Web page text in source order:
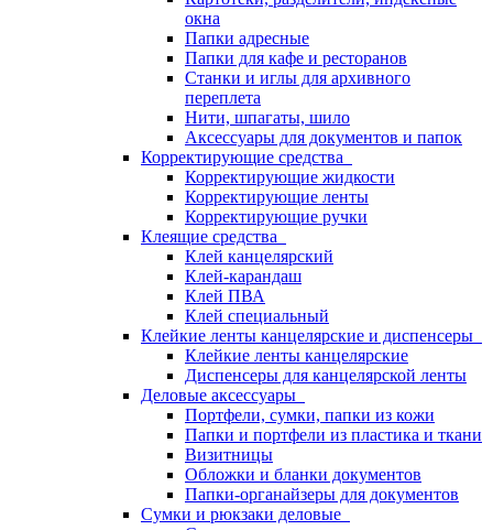
окна
Папки адресные
Папки для кафе и ресторанов
Станки и иглы для архивного
переплета
Нити, шпагаты, шило
Аксессуары для документов и папок
Корректирующие средства
Корректирующие жидкости
Корректирующие ленты
Корректирующие ручки
Клеящие средства
Клей канцелярский
Клей-карандаш
Клей ПВА
Клей специальный
Клейкие ленты канцелярские и диспенсеры
Клейкие ленты канцелярские
Диспенсеры для канцелярской ленты
Деловые аксессуары
Портфели, сумки, папки из кожи
Папки и портфели из пластика и ткани
Визитницы
Обложки и бланки документов
Папки-органайзеры для документов
Сумки и рюкзаки деловые